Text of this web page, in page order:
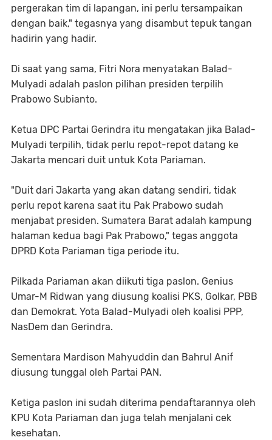
pergerakan tim di lapangan, ini perlu tersampaikan
dengan baik," tegasnya yang disambut tepuk tangan
hadirin yang hadir.
Di saat yang sama, Fitri Nora menyatakan Balad-
Mulyadi adalah paslon pilihan presiden terpilih
Prabowo Subianto.
Ketua DPC Partai Gerindra itu mengatakan jika Balad-
Mulyadi terpilih, tidak perlu repot-repot datang ke
Jakarta mencari duit untuk Kota Pariaman.
"Duit dari Jakarta yang akan datang sendiri, tidak
perlu repot karena saat itu Pak Prabowo sudah
menjabat presiden. Sumatera Barat adalah kampung
halaman kedua bagi Pak Prabowo," tegas anggota
DPRD Kota Pariaman tiga periode itu.
Pilkada Pariaman akan diikuti tiga paslon. Genius
Umar-M Ridwan yang diusung koalisi PKS, Golkar, PBB
dan Demokrat. Yota Balad-Mulyadi oleh koalisi PPP,
NasDem dan Gerindra.
Sementara Mardison Mahyuddin dan Bahrul Anif
diusung tunggal oleh Partai PAN.
Ketiga paslon ini sudah diterima pendaftarannya oleh
KPU Kota Pariaman dan juga telah menjalani cek
kesehatan.